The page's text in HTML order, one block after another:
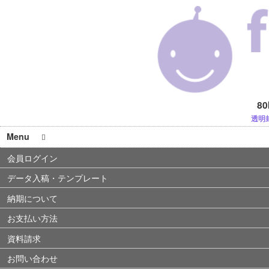
透明
Menu
会員ログイン
データ入稿・テンプレート
納期について
お支払い方法
資料請求
お問い合わせ